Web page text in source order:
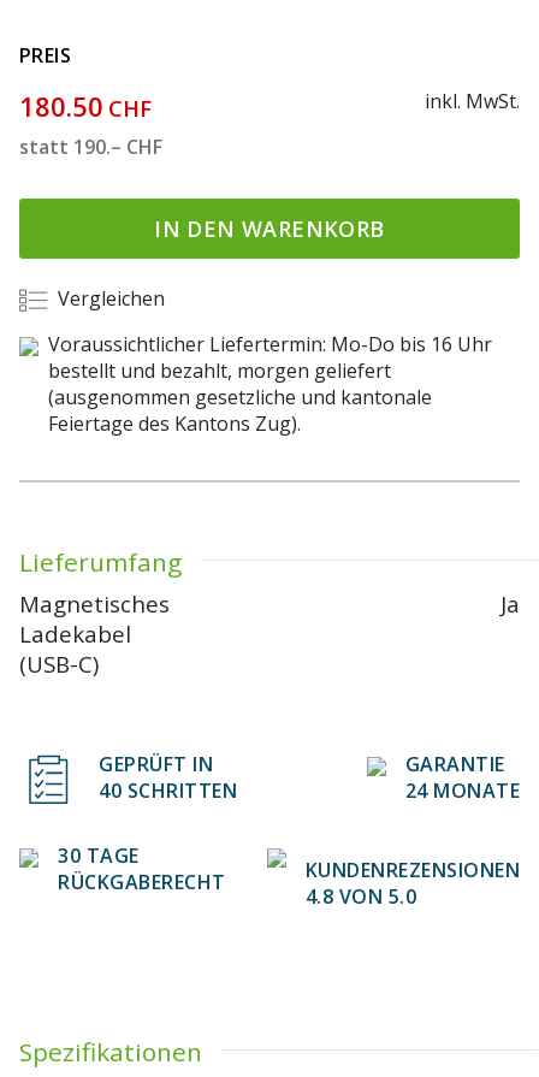
Lieferumfang
Magnetisches
Ladekabel
(USB-C)
Ja
GEPRÜFT IN
40 SCHRITTEN
GARANTIE
24 MONATE
30 TAGE
RÜCKGABERECHT
KUNDENREZENSIONEN
4.8 VON 5.0
Spezifikationen
PREIS
180.50 CHF
inkl. MwSt.
statt 190.– CHF
IN DEN WARENKORB
Vergleichen
Voraussichtlicher Liefertermin: Mo-Do bis 16 Uhr
bestellt und bezahlt, morgen geliefert
(ausgenommen gesetzliche und kantonale
Feiertage des Kantons Zug).